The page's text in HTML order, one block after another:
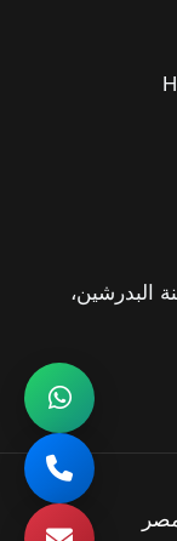
البدرشين،